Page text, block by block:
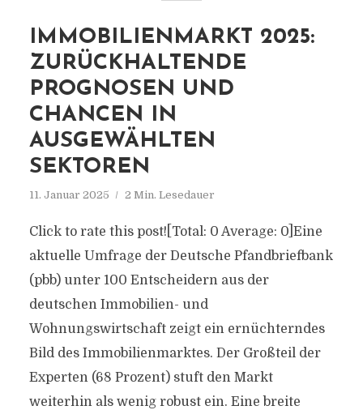
IMMOBILIENMARKT 2025:
ZURÜCKHALTENDE
PROGNOSEN UND
CHANCEN IN
AUSGEWÄHLTEN
SEKTOREN
11. Januar 2025 2 Min. Lesedauer
Click to rate this post![Total: 0 Average: 0]Eine
aktuelle Umfrage der Deutsche Pfandbriefbank
(pbb) unter 100 Entscheidern aus der
deutschen Immobilien- und
Wohnungswirtschaft zeigt ein ernüchterndes
Bild des Immobilienmarktes. Der Großteil der
Experten (68 Prozent) stuft den Markt
weiterhin als wenig robust ein. Eine breite